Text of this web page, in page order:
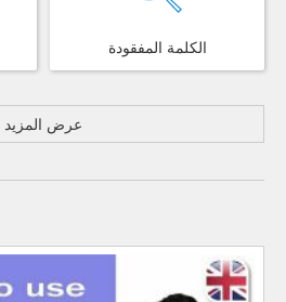
الكلمة المفقودة
عرض المزيد